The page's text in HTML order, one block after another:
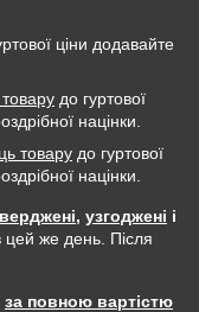
ціни додавайте
до гуртової
націнки.
товару до гуртової
націнки.
, узгоджені і
цей же день. Після
за повною вартістю